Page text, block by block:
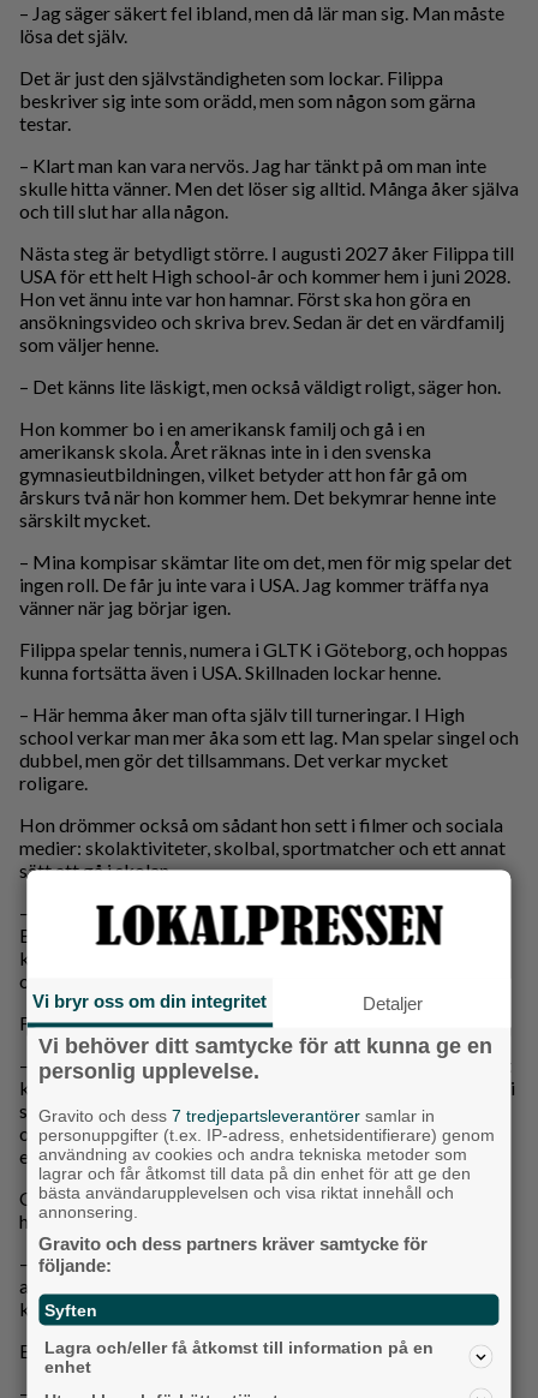
– Jag säger säkert fel ibland, men då lär man sig. Man måste
lösa det själv.
Det är just den självständigheten som lockar. Filippa
beskriver sig inte som orädd, men som någon som gärna
testar.
– Klart man kan vara nervös. Jag har tänkt på om man inte
skulle hitta vänner. Men det löser sig alltid. Många åker själva
och till slut har alla någon.
Nästa steg är betydligt större. I augusti 2027 åker Filippa till
USA för ett helt High school-år och kommer hem i juni 2028.
Hon vet ännu inte var hon hamnar. Först ska hon göra en
ansökningsvideo och skriva brev. Sedan är det en värdfamilj
som väljer henne.
– Det känns lite läskigt, men också väldigt roligt, säger hon.
Hon kommer bo i en amerikansk familj och gå i en
amerikansk skola. Året räknas inte in i den svenska
gymnasieutbildningen, vilket betyder att hon får gå om
årskurs två när hon kommer hem. Det bekymrar henne inte
särskilt mycket.
– Mina kompisar skämtar lite om det, men för mig spelar det
ingen roll. De får ju inte vara i USA. Jag kommer träffa nya
vänner när jag börjar igen.
Filippa spelar tennis, numera i GLTK i Göteborg, och hoppas
kunna fortsätta även i USA. Skillnaden lockar henne.
– Här hemma åker man ofta själv till turneringar. I High
school verkar man mer åka som ett lag. Man spelar singel och
dubbel, men gör det tillsammans. Det verkar mycket
roligare.
Hon drömmer också om sådant hon sett i filmer och sociala
medier: skolaktiviteter, skolbal, sportmatcher och ett annat
sätt att gå i skolan.
– Jag hoppas få göra mycket amerikanska grejer.
Baseballmatch, skolbal och liknande skolaktiviteter. Och
kanske läsa klasser som inte finns här, som keramik eller
olika sporter.
För Emilia är resorna en investering i dotterns framtid.
– Jag har själv haft svårt för engelska och vet hur mycket det
kan begränsa. Därför vill jag uppmuntra henne att komma in i
språket på ett roligt sätt. Om man har möjlighet är det en
otroligt bra investering. Hon blir trygg, självständig och får
engelskan med sig hela livet.
Och kanske är USA-resorna bara början. Filippa säger att
hon redan kan se sig själv utomlands även efter gymnasiet.
– Mamma har alltid sagt att en sak hon vet om mig är att jag
aldrig kommer att bo i Sverige. Och jag bara: "Nej, jag
kommer nog inte göra det.”
Emilia ler.
– Det är klart att det skulle vara tråkigt att ha henne långt
Vi bryr oss om din integritet Detaljer
Vi behöver ditt samtycke för att kunna ge en
personlig upplevelse.
Gravito och dess7 tredjepartsleverantörer samlar in
personuppgifter (t.ex. IP-adress, enhetsidentifierare) genom
användning av cookies och andra tekniska metoder som
lagrar och får åtkomst till data på din enhet för att ge den
bästa användarupplevelsen och visa riktat innehåll och
annonsering.
Gravito och dess partners kräver samtycke för
följande:
Syften
Lagra och/eller få åtkomst till information på en
enhet